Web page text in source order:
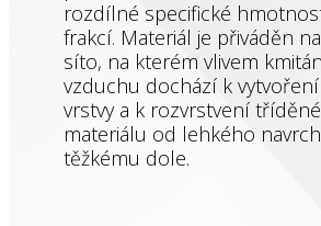
rozdílné specifické
frakcí. Materiál je přiváděn
síto, na kterém vlivem
vzduchu dochází k
vrstvy a k rozvrstvení
materiálu od lehkého
těžkému dole.